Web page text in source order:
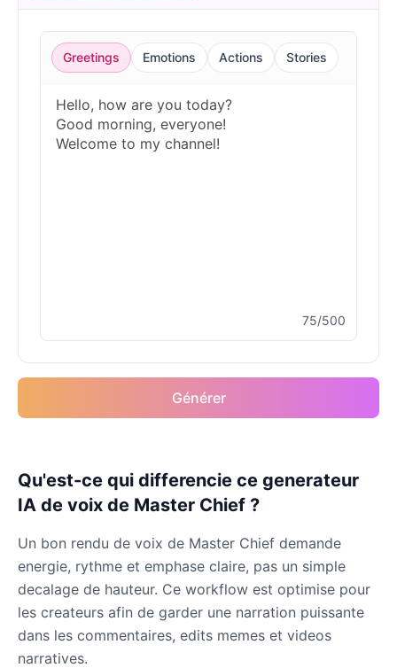
C00lkidd
Male @PulseMatrix
Male @ByteFlow
Male @SynthRift
Franklin Clinton
Male @ChillVibes_LA
Gabriel
Male @EchoFlux
Female @SilentNova
Harley Sawyer
Greetings Emotions Actions Stories
75/500
Générer
Qu'est-ce qui differencie ce generateur
IA de voix de Master Chief ?
Un bon rendu de voix de Master Chief demande
energie, rythme et emphase claire, pas un simple
decalage de hauteur. Ce workflow est optimise pour
les createurs afin de garder une narration puissante
dans les commentaires, edits memes et videos
narratives.